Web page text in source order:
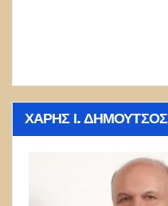
ΧΆΡΗΣ Ι. ΔΗΜΟΎΤΣΟΣ